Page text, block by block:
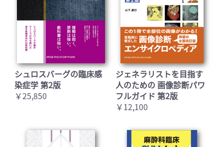
シュロスバーグの臨床感
染症学 第2版
￥25,850
ジェネラリストを目指す
人のための 画像診断パワ
フルガイド 第2版
￥12,100